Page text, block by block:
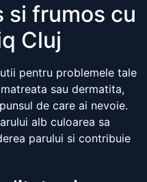
si frumos cu
Cluj
pentru problemele tale
sau dermatita,
de care ai nevoie.
alb culoarea sa
parului si contribuie